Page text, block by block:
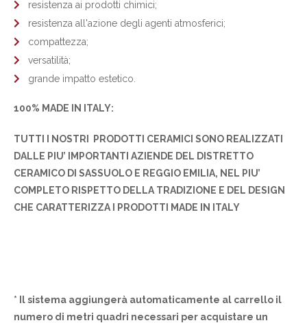
resistenza ai prodotti chimici;
resistenza all'azione degli agenti atmosferici;
compattezza;
versatilità;
grande impatto estetico.
100% MADE IN ITALY:
TUTTI I NOSTRI PRODOTTI CERAMICI SONO REALIZZATI
DALLE PIU’ IMPORTANTI AZIENDE DEL DISTRETTO
CERAMICO DI SASSUOLO E REGGIO EMILIA, NEL PIU’
COMPLETO RISPETTO DELLA TRADIZIONE E DEL DESIGN
CHE CARATTERIZZA I PRODOTTI MADE IN ITALY
* Il sistema aggiungerà automaticamente al carrello il
numero di metri quadri necessari per acquistare un